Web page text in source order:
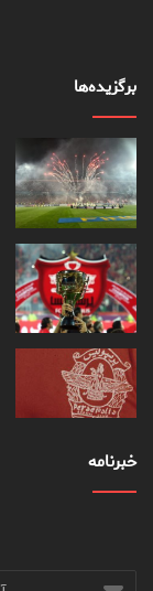
برگزیده‌ها
خبرنامه
آدرس